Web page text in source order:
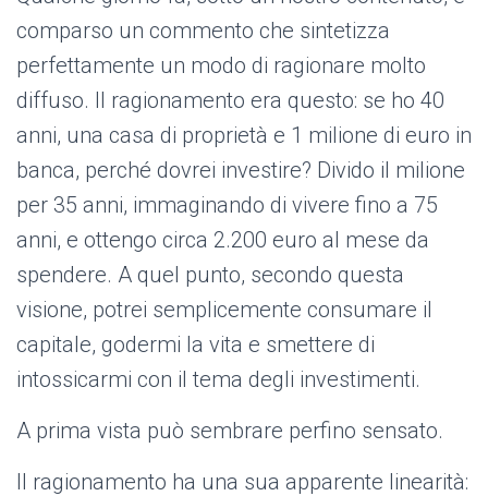
comparso un commento che sintetizza
perfettamente un modo di ragionare molto
diffuso. Il ragionamento era questo: se ho 40
anni, una casa di proprietà e 1 milione di euro in
banca, perché dovrei investire? Divido il milione
per 35 anni, immaginando di vivere fino a 75
anni, e ottengo circa 2.200 euro al mese da
spendere. A quel punto, secondo questa
visione, potrei semplicemente consumare il
capitale, godermi la vita e smettere di
intossicarmi con il tema degli investimenti.
A prima vista può sembrare perfino sensato.
Il ragionamento ha una sua apparente linearità: